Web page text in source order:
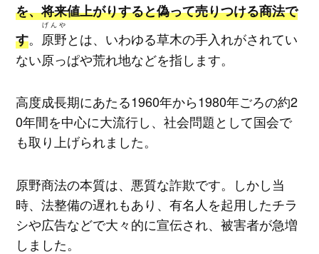
を、将来値上がりすると偽って売りつける商法で
す。 原野
げんや
とは、いわゆる草木の手入れがされてい
ない原っぱや荒れ地などを指します。
高度成長期にあたる1960年から1980年ごろの約2
0年間を中心に大流行し、社会問題として国会で
も取り上げられました。
原野商法の本質は、悪質な詐欺です。しかし当
時、法整備の遅れもあり、有名人を起用したチラ
シや広告などで大々的に宣伝され、被害者が急増
しました。